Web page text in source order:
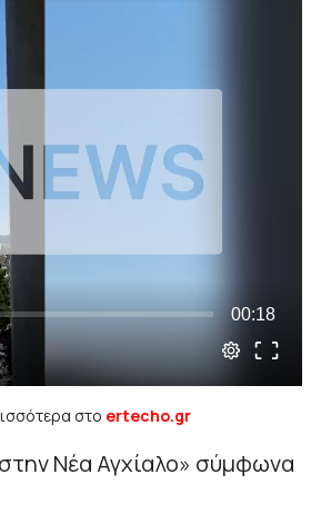
στο ertecho.gr
Νέα Αγχίαλο» σύμφωνα